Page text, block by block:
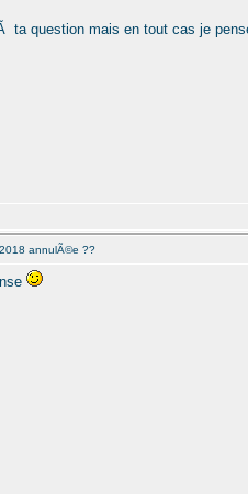
ta question mais en tout cas je
annulÃ©e ??